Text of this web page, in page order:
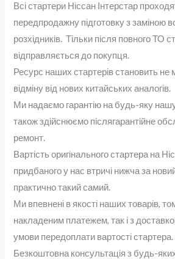
Всі стартери Ніссан Інтерстар
передпродажну підготовку з заміною
розхідників. Тільки після повного ТО
відправляється до покупця.
Ресурс наших стартерів становить
відміну від нових китайських аналогів.
Ми надаємо гарантію на будь-яку
також здійснюємо післягарантійне
ремонт.
Вартість оригінального стартера на
придбаного у нас втричі нижча за
практично такий самий.
Ми впевнені в якості наших товарів,
накладеним платежем, так і з
умови передоплати вартості стартера.
Безкоштовна консультація з будь-